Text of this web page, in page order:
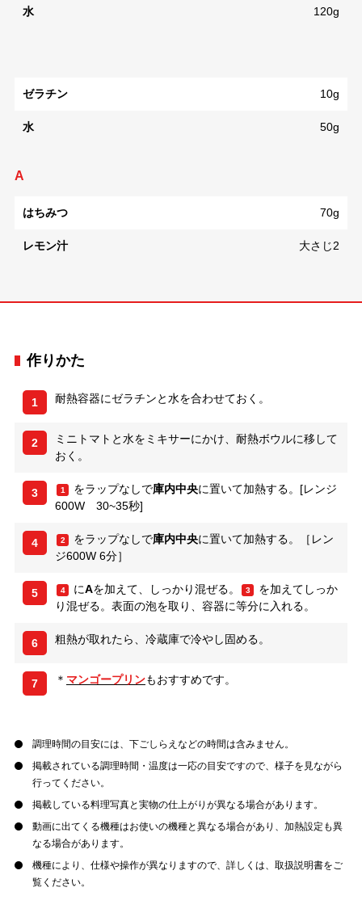
水 120g
ゼラチン 10g
水 50g
A
はちみつ 70g
レモン汁 大さじ2
作りかた
1 耐熱容器にゼラチンと水を合わせておく。
2
ミニトマトと水をミキサーにかけ、耐熱ボウルに移して
おく。
3 1 をラップなしで庫内中央に置いて加熱する。[レンジ
600W 30~35秒]
4 2 をラップなしで庫内中央に置いて加熱する。［レン
ジ600W 6分］
5 4 にAを加えて、しっかり混ぜる。 3
を加えてしっか
り混ぜる。表面の泡を取り、容器に等分に入れる。
6 粗熱が取れたら、冷蔵庫で冷やし固める。
7 ＊ マンゴープリンもおすすめです。
調理時間の目安には、下ごしらえなどの時間は含みません。
掲載されている調理時間・温度は一応の目安ですので、様子を見ながら
行ってください。
掲載している料理写真と実物の仕上がりが異なる場合があります。
動画に出てくる機種はお使いの機種と異なる場合があり、加熱設定も異
なる場合があります。
機種により、仕様や操作が異なりますので、詳しくは、取扱説明書をご
覧ください。